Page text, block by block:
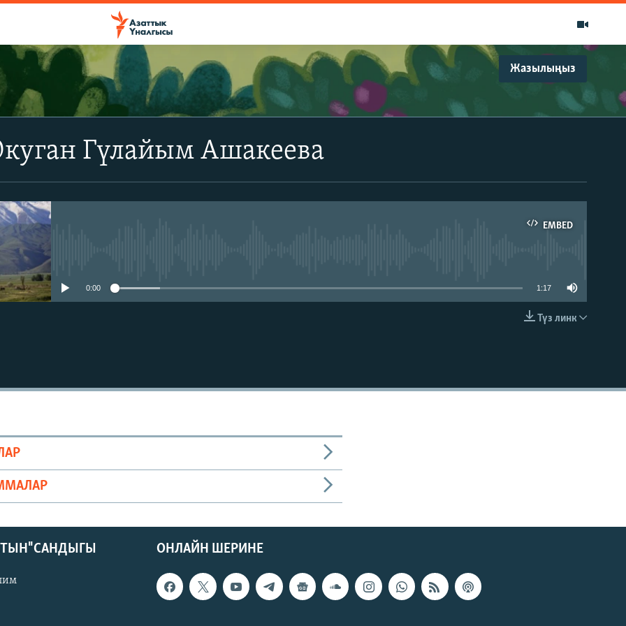
Жазылыңыз
Гүлайым Ашакеева
EMBED
EMBED
0:00 1:17
Түз линк
ОНЛАЙН ШЕРИНЕ
САНДЫГЫ